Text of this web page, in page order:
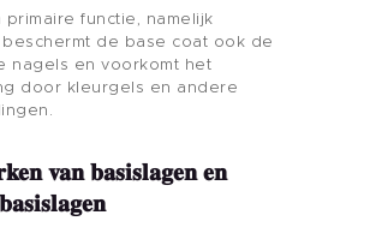
primaire functie, namelijk
beschermt de base coat ook de
nagels en voorkomt het
door kleurgels en andere
van basislagen en